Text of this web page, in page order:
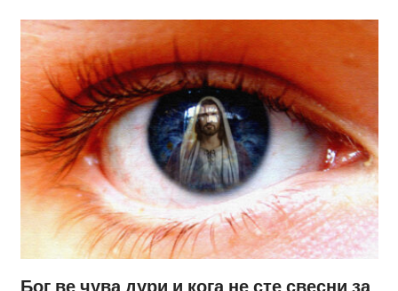
Бог ве чува дури и кога не сте свесни за